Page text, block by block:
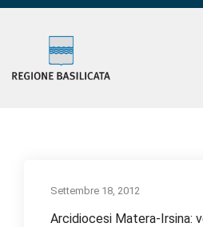
Settembre 18, 2012
Arcidiocesi Matera-Irsina: